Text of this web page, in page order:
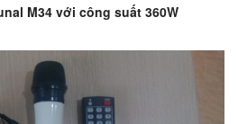
M34 với công suất 360W